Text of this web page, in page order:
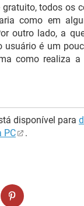
gratuito, todos os
como em
outro lado, a
usuário é um
como realiza
disponível para
PC .